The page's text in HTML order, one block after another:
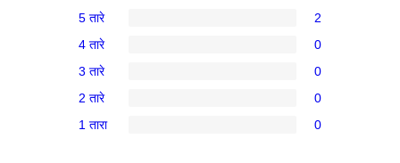
5-
तारांकित
परीक्षणे
5 तारे 2
4-
तारांकित
परीक्षणे
4 तारे 0
3-
तारांकित
3 तारे 0
2-
2 तारे 0
1 तारा 0